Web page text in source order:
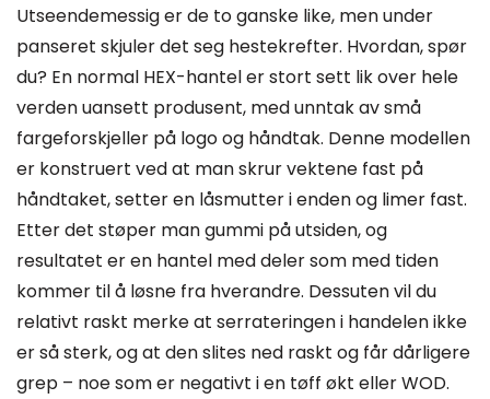
Utseendemessig er de to ganske like, men under
panseret skjuler det seg hestekrefter. Hvordan, spør
du? En normal HEX-hantel er stort sett lik over hele
verden uansett produsent, med unntak av små
fargeforskjeller på logo og håndtak. Denne modellen
er konstruert ved at man skrur vektene fast på
håndtaket, setter en låsmutter i enden og limer fast.
Etter det støper man gummi på utsiden, og
resultatet er en hantel med deler som med tiden
kommer til å løsne fra hverandre. Dessuten vil du
relativt raskt merke at serrateringen i handelen ikke
er så sterk, og at den slites ned raskt og får dårligere
grep – noe som er negativt i en tøff økt eller WOD.